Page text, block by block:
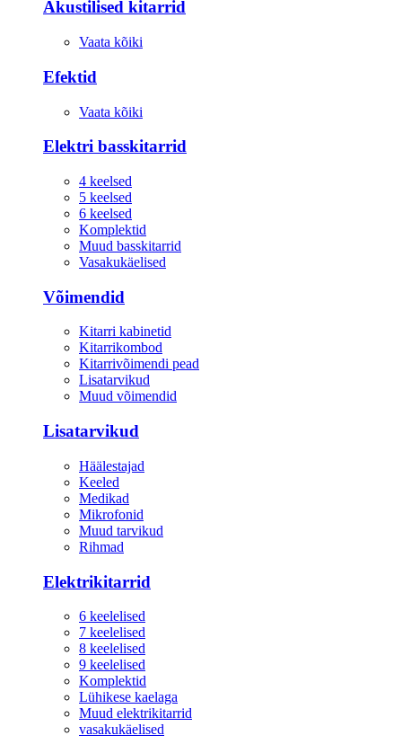
Akustilised kitarrid
Vaata kõiki
Efektid
Vaata kõiki
Elektri basskitarrid
4 keelsed
5 keelsed
6 keelsed
Komplektid
Muud basskitarrid
Vasakukäelised
Võimendid
Kitarri kabinetid
Kitarrikombod
Kitarrivõimendi pead
Lisatarvikud
Muud võimendid
Lisatarvikud
Häälestajad
Keeled
Medikad
Mikrofonid
Muud tarvikud
Rihmad
Elektrikitarrid
6 keelelised
7 keelelised
8 keelelised
9 keelelised
Komplektid
Lühikese kaelaga
Muud elektrikitarrid
vasakukäelised